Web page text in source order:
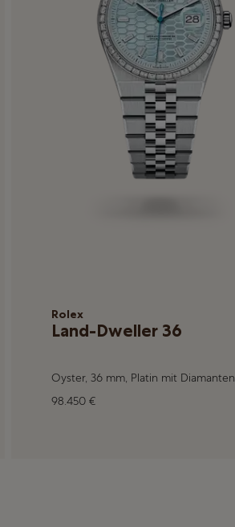
Rolex
Land-Dweller 36
Oyster, 36 mm, Platin mit Diamanten
98.450 €